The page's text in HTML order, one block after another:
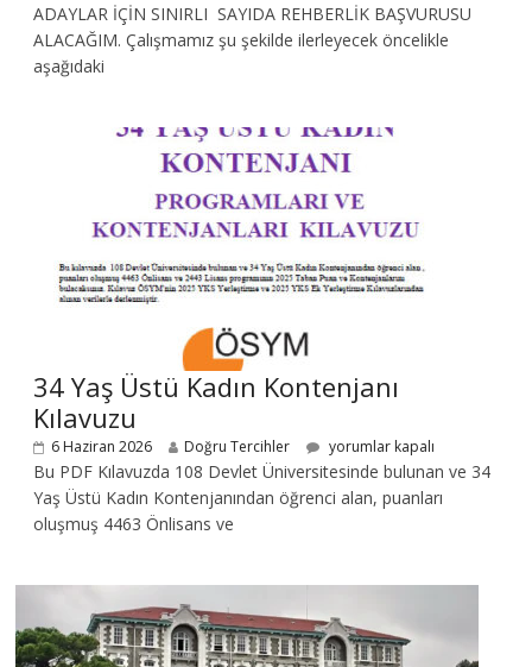
ADAYLAR İÇİN SINIRLI SAYIDA REHBERLİK BAŞVURUSU
ALACAĞIM. Çalışmamız şu şekilde ilerleyecek öncelikle
aşağıdaki
34 Yaş Üstü Kadın Kontenjanı
Kılavuzu
6 Haziran 2026 Doğru Tercihler yorumlar kapalı
Bu PDF Kılavuzda 108 Devlet Üniversitesinde bulunan ve 34
Yaş Üstü Kadın Kontenjanından öğrenci alan, puanları
oluşmuş 4463 Önlisans ve